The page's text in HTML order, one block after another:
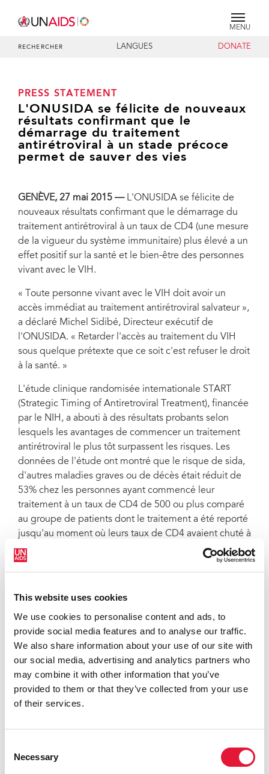
This website uses cookies
We use cookies to personalise content and ads, to
provide social media features and to analyse our traffic.
We also share information about your use of our site with
our social media, advertising and analytics partners who
may combine it with other information that you’ve
provided to them or that they’ve collected from your use
of their services.
Selection
Necessary
MENU
RECHERCHER LANGUES DONATE
PRESS STATEMENT
L'ONUSIDA se félicite de nouveaux
résultats confirmant que le
démarrage du traitement
antirétroviral à un stade précoce
permet de sauver des vies
GENÈVE, 27 mai 2015 — L'ONUSIDA se félicite de
nouveaux résultats confirmant que le démarrage du
traitement antirétroviral à un taux de CD4 (une mesure
de la vigueur du système immunitaire) plus élevé a un
effet positif sur la santé et le bien-être des personnes
vivant avec le VIH.
« Toute personne vivant avec le VIH doit avoir un
accès immédiat au traitement antirétroviral salvateur »,
a déclaré Michel Sidibé, Directeur exécutif de
l'ONUSIDA. « Retarder l'accès au traitement du VIH
sous quelque prétexte que ce soit c'est refuser le droit
à la santé. »
L'étude clinique randomisée internationale START
(Strategic Timing of Antiretroviral Treatment), financée
par le NIH, a abouti à des résultats probants selon
lesquels les avantages de commencer un traitement
antirétroviral le plus tôt surpassent les risques. Les
données de l'étude ont montré que le risque de sida,
d'autres maladies graves ou de décès était réduit de
53% chez les personnes ayant commencé leur
traitement à un taux de CD4 de 500 ou plus comparé
au groupe de patients dont le traitement a été reporté
jusqu'au moment où leurs taux de CD4 avaient chuté à
350.
La publication de l'étude START fait suite à une série
dernières années indiquant les avantages pour la
santé de commencer le traitement du VIH au plus tôt.
Les résultats de ces études vont jouer un rôle
important dans l'élaboration de la nouvelle orientation
en matière de traitement de l'Organisation mondiale
de la Santé qui devrait être publiée plus tard en 2015.
« C'est une nouvelle preuve de l'importance de la
déclaré Michel Sidibé, Directeur exécutif de
l'ONUSIDA. « Les résultats de cette étude appuient